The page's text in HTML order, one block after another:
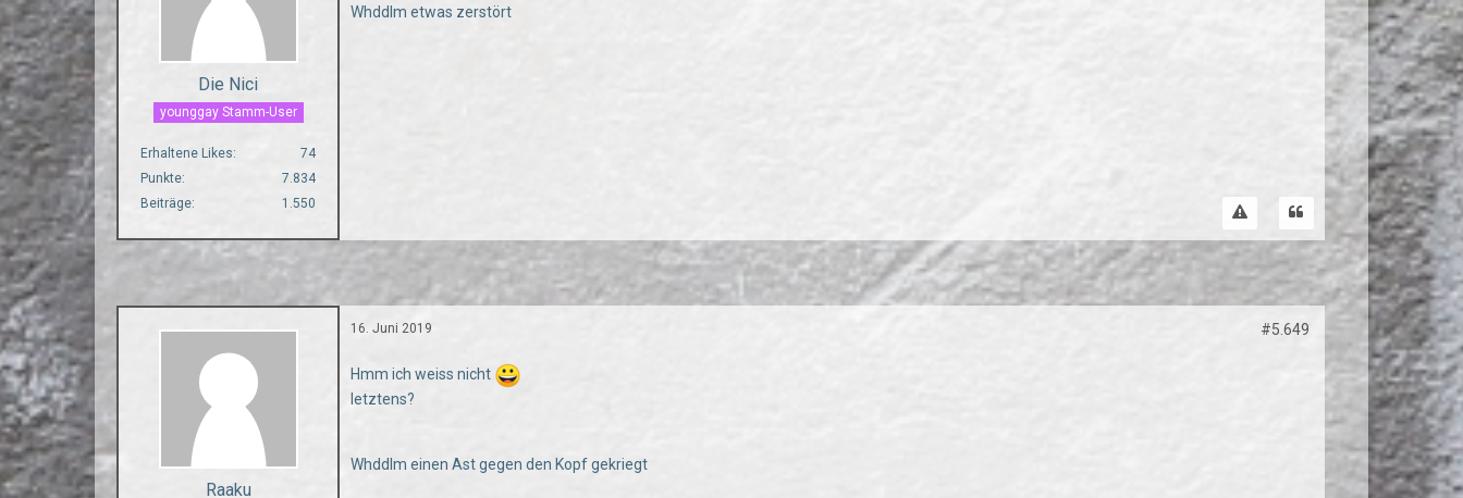
Die Nici
younggay Stamm-User
Erhaltene Likes
74
Punkte
7.834
Beiträge
1.550
Whddlm etwas zerstört
Raaku
16. Juni 2019 #5.649
Hmm ich weiss nicht
letztens?
Whddlm einen Ast gegen den Kopf gekriegt